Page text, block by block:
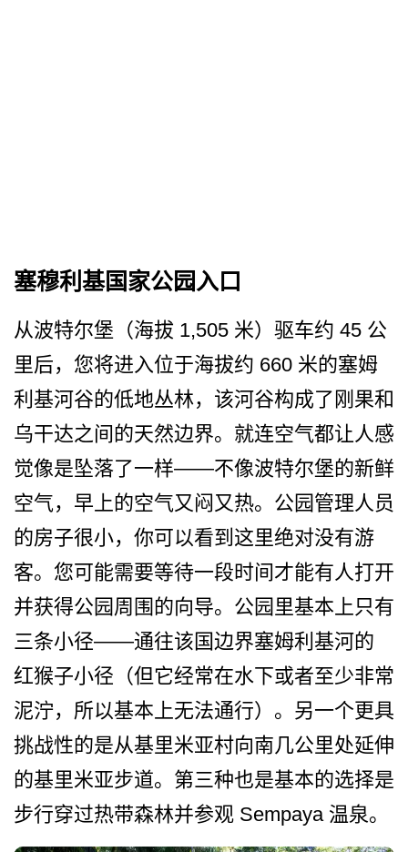
塞穆利基国家公园入口
从波特尔堡（海拔 1,505 米）驱车约 45 公
里后，您将进入位于海拔约 660 米的塞姆
利基河谷的低地丛林­，该河谷构成了刚果和
乌干达之间的天然边界。就连空­气都让人感
觉像是坠落了一样——不像波特尔堡的新鲜
空气，早­上的空气又闷又热。公园管理人员
的房子很小，你可以­看到这里绝对没有游
客。您可能需要等待一段时间才能­有人打开
并获得公园周围的向导。公园里基本上只有
三­条小径——通往该国边界塞姆利基河的
红­猴子小径（但它经常在水下或者至少非常
泥泞，所以基­本上无法通行）。另一个更具
挑战性的是从基里米亚村­向南几公里处延伸
的基里米亚步道。第三种也是基本的­选择是
步行穿过热带森林并参观 Sempaya 温泉。